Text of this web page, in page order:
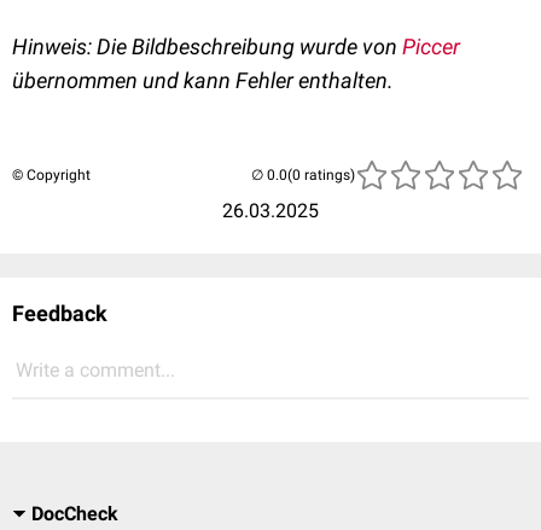
Hinweis: Die Bildbeschreibung wurde von Piccer
übernommen und kann Fehler enthalten.
© Copyright
26.03.2025
(0 ratings)
Feedback
Write a comment...
DocCheck